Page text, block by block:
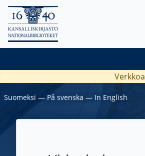
Suomeksi ― På svenska ― In English